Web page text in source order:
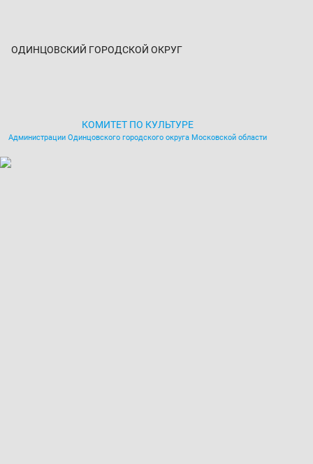
ОДИНЦОВСКИЙ ГОРОДСКОЙ ОКРУГ
КОМИТЕТ ПО КУЛЬТУРЕ
Администрации Одинцовского городского округа Московской области